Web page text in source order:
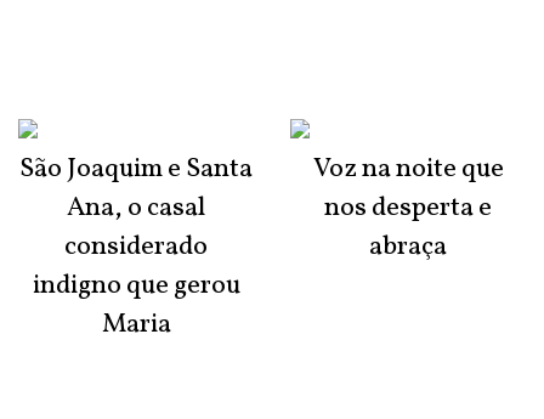
São Joaquim e Santa
Ana, o casal
considerado
indigno que gerou
Maria
Voz na noite que
nos desperta e
abraça